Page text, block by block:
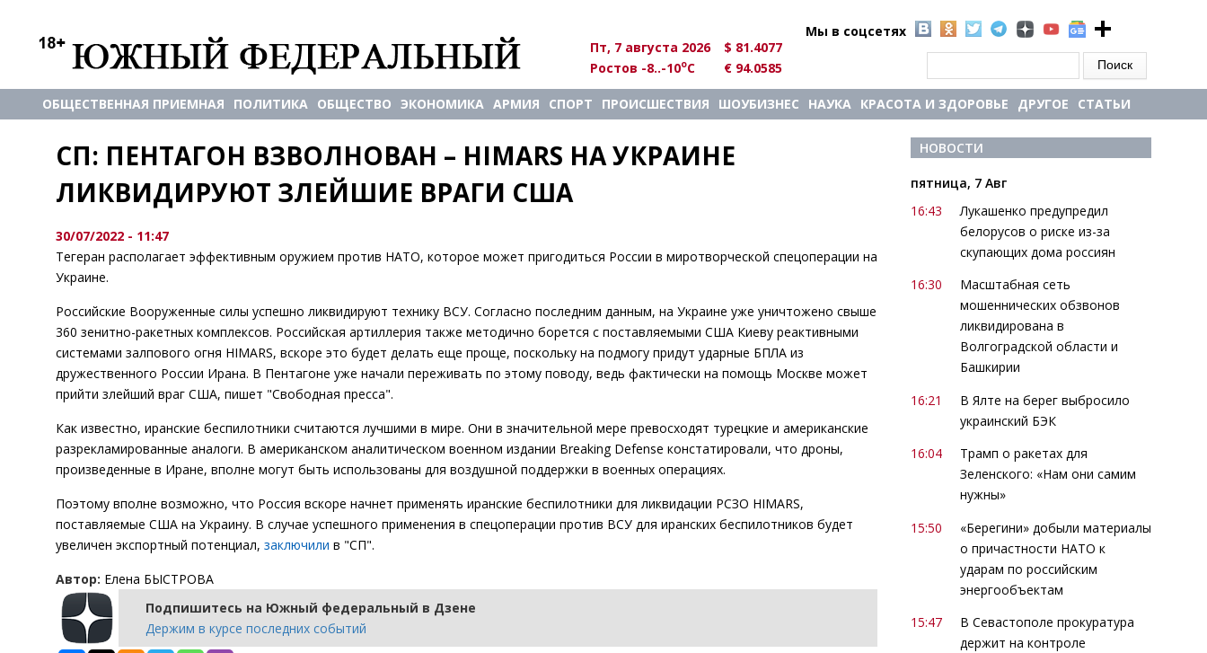
Мы в соцсетях
Пт, 7 августа 2026
$ 81.4077
Ростов -8..-10oC € 94.0585
ОБЩЕСТВЕННАЯ ПРИЕМНАЯ ПОЛИТИКА ОБЩЕСТВО ЭКОНОМИКА АРМИЯ СПОРТ ПРОИСШЕСТВИЯ ШОУБИЗНЕС НАУКА КРАСОТА И ЗДОРОВЬЕ ДРУГОЕ СТАТЬИ
СП: ПЕНТАГОН ВЗВОЛНОВАН – HIMARS НА УКРАИНЕ
ЛИКВИДИРУЮТ ЗЛЕЙШИЕ ВРАГИ США
30/07/2022 - 11:47
Тегеран располагает эффективным оружием против НАТО, которое может пригодиться России в миротворческой спецоперации на
Украине.
Российские Вооруженные силы успешно ликвидируют технику ВСУ. Согласно последним данным, на Украине уже уничтожено свыше
360 зенитно-ракетных комплексов. Российская артиллерия также методично борется с поставляемыми США Киеву реактивными
системами залпового огня HIMARS, вскоре это будет делать еще проще, поскольку на подмогу придут ударные БПЛА из
дружественного России Ирана. В Пентагоне уже начали переживать по этому поводу, ведь фактически на помощь Москве может
прийти злейший враг США, пишет "Свободная пресса".
Как известно, иранские беспилотники считаются лучшими в мире. Они в значительной мере превосходят турецкие и американские
разрекламированные аналоги. В американском аналитическом военном издании Breaking Defense констатировали, что дроны,
произведенные в Иране, вполне могут быть использованы для воздушной поддержки в военных операциях.
Поэтому вполне возможно, что Россия вскоре начнет применять иранские беспилотники для ликвидации РСЗО HIMARS,
поставляемые США на Украину. В случае успешного применения в спецоперации против ВСУ для иранских беспилотников будет
увеличен экспортный потенциал, заключили в "СП".
Автор: Елена БЫСТРОВА
Подпишитесь на Южный федеральный в Дзене
Держим в курсе последних событий
НОВОСТИ
пятница, 7 Авг
16:43
Лукашенко предупредил
белорусов о риске из-за
скупающих дома россиян
16:30
Масштабная сеть
мошеннических обзвонов
ликвидирована в
Волгоградской области и
Башкирии
16:21
В Ялте на берег выбросило
украинский БЭК
16:04
Трамп о ракетах для
Зеленского: «Нам они самим
нужны»
15:50
«Берегини» добыли материалы
о причастности НАТО к
ударам по российским
энергообъектам
15:47
В Севастополе прокуратура
держит на контроле